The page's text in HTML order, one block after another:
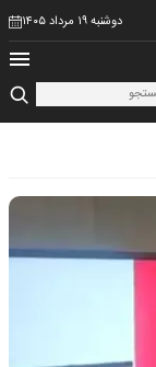
دوشنبه ۱۹ مرداد ۱۴۰۵